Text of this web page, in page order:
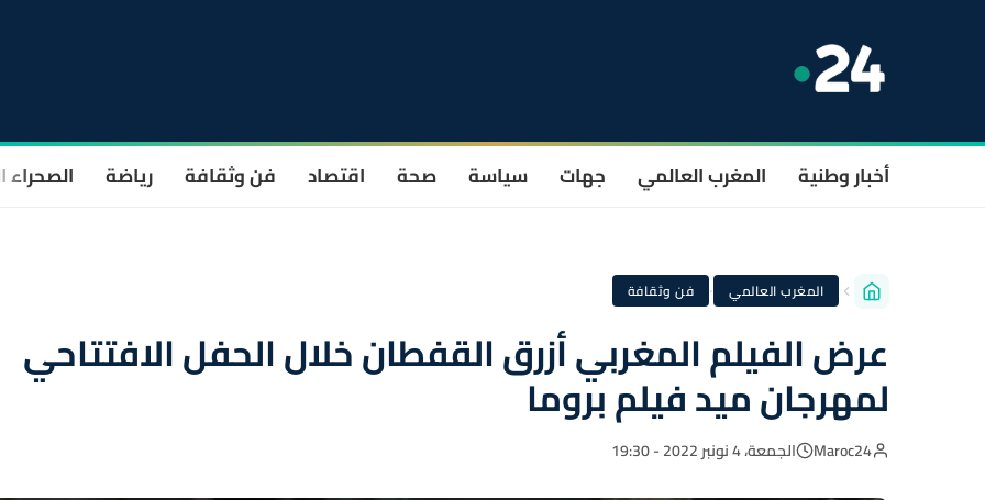
أخبار وطنية المغرب العالمي جهات سياسة صحة اقتصاد فن وثقافة رياضة الصحراء
المغرب العالمي · فن وثقافة
عرض الفيلم المغربي أزرق القفطان خلال الحفل الافتتاحي
لمهرجان ميد فيلم بروما
Maroc24 الجمعة، 4 نونبر 2022 - 19:30